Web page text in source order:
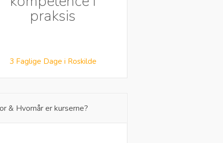
praksis
3 Faglige Dage i Roskilde
& Hvornår er kurserne?